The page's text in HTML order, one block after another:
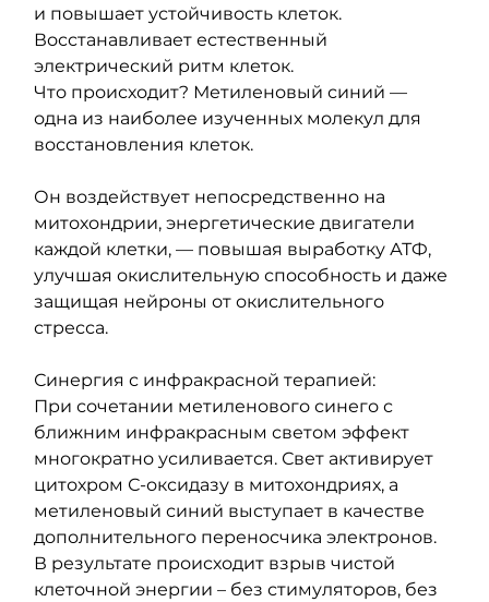
и повышает устойчивость клеток.
Восстанавливает естественный
электрический ритм клеток.
Что происходит? Метиленовый синий —
одна из наиболее изученных молекул для
восстановления клеток.
Он воздействует непосредственно на
митохондрии, энергетические двигатели
каждой клетки, — повышая выработку АТФ,
улучшая окислительную способность и даже
защищая нейроны от окислительного
стресса.
Синергия с инфракрасной терапией:
При сочетании метиленового синего с
ближним инфракрасным светом эффект
многократно усиливается. Свет активирует
цитохром С-оксидазу в митохондриях, а
метиленовый синий выступает в качестве
дополнительного переносчика электронов.
В результате происходит взрыв чистой
клеточной энергии – без стимуляторов, без